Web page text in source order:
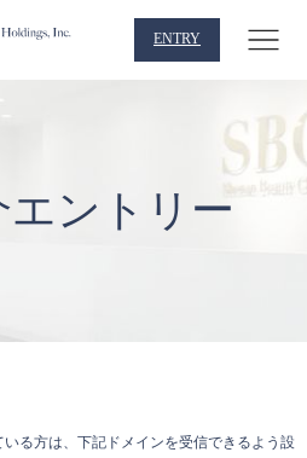
ENTRY
ントリー
る方は、下記ドメインを受信できるよう設